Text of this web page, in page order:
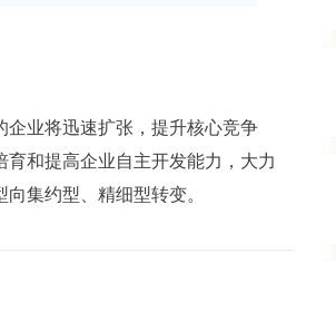
业将迅速扩张，提升核心竞争
和提高企业自主开发能力，大力
集约型、精细型转变。